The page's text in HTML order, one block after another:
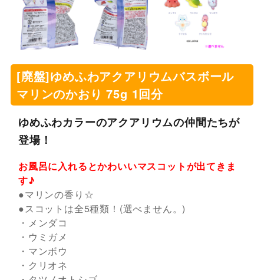
[廃盤]ゆめふわアクアリウムバスボール
マリンのかおり 75g 1回分
ゆめふわカラーのアクアリウムの仲間たちが
登場！
お風呂に入れるとかわいいマスコットが出てきま
す♪
●マリンの香り☆
●スコットは全5種類！(選べません。)
・メンダコ
・ウミガメ
・マンボウ
・クリオネ